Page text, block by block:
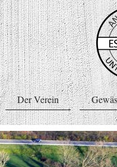
Der Verein